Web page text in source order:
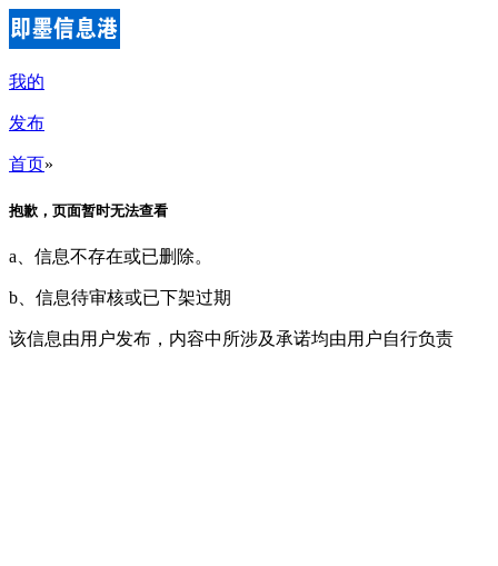
我的
发布
首页»
抱歉，页面暂时无法查看
a、信息不存在或已删除。
b、信息待审核或已下架过期
该信息由用户发布，内容中所涉及承诺均由用户自行负责